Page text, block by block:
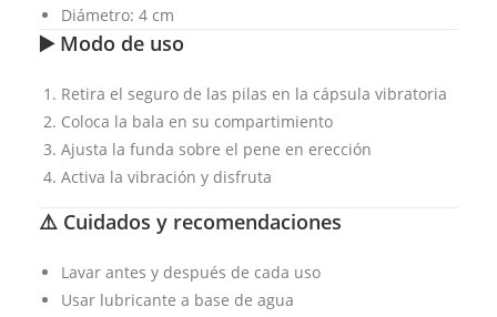
Diámetro: 4 cm
▶️ Modo de uso
Retira el seguro de las pilas en la cápsula vibratoria
Coloca la bala en su compartimiento
Ajusta la funda sobre el pene en erección
Activa la vibración y disfruta
⚠️ Cuidados y recomendaciones
Lavar antes y después de cada uso
Usar lubricante a base de agua